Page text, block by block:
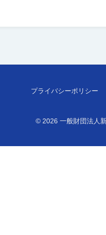
プライバシーポリシー
© 2026 一般財団法人